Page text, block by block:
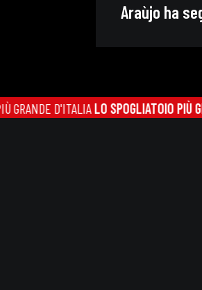
Araùjo ha
D'ITALIALO SPOGLIATOIO PIÙ GRANDE